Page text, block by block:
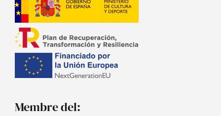
Membre del: